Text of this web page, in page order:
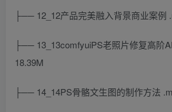
├── 12_12产品完美融入背景商业案例
├── 13_13comfyuiPS老照片修复高阶
18.39M
├── 14_14PS骨骼文生图的制作方法